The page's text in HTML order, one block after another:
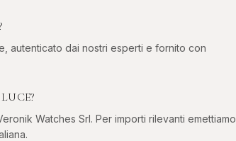
autenticato dai nostri esperti e fornito con
Watches Srl. Per importi rilevanti emettiamo